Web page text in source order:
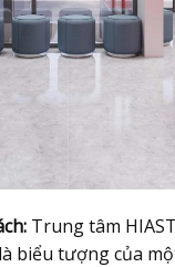
Trung tâm
biểu tượng của